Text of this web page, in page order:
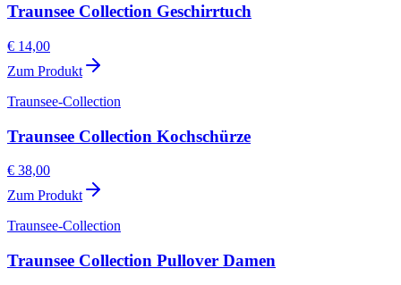
Traunsee Collection Geschirrtuch
€ 14,00
Zum Produkt
Traunsee-Collection
Traunsee Collection Kochschürze
€ 38,00
Zum Produkt
Traunsee-Collection
Traunsee Collection Pullover Damen